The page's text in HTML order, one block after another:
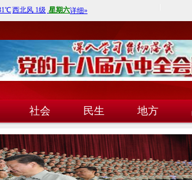
社会 民生 地方